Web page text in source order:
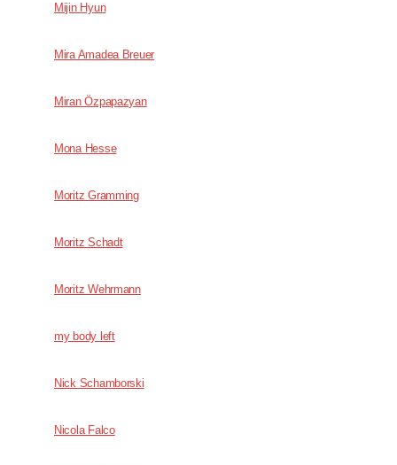
Mijin Hyun
Mira Amadea Breuer
Miran Özpapazyan
Mona Hesse
Moritz Gramming
Moritz Schadt
Moritz Wehrmann
my body left
Nick Schamborski
Nicola Falco